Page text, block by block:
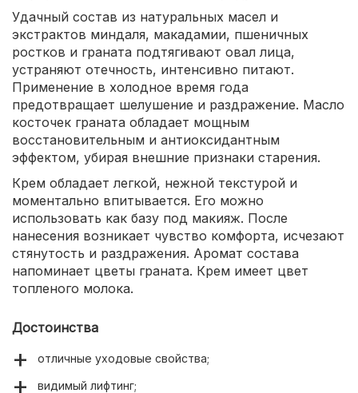
Удачный состав из натуральных масел и
экстрактов миндаля, макадамии, пшеничных
ростков и граната подтягивают овал лица,
устраняют отечность, интенсивно питают.
Применение в холодное время года
предотвращает шелушение и раздражение. Масло
косточек граната обладает мощным
восстановительным и антиоксидантным
эффектом, убирая внешние признаки старения.
Крем обладает легкой, нежной текстурой и
моментально впитывается. Его можно
использовать как базу под макияж. После
нанесения возникает чувство комфорта, исчезают
стянутость и раздражения. Аромат состава
напоминает цветы граната. Крем имеет цвет
топленого молока.
Достоинства
отличные уходовые свойства;
видимый лифтинг;